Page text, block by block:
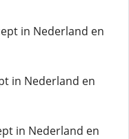
in Nederland en
in Nederland en
in Nederland en